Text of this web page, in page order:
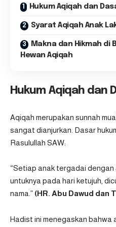
Hukum Aqiqah dan
Syarat Aqiqah Anak
Makna dan Hikmah di
Hewan Aqiqah
Hukum Aqiqah dan
Aqiqah merupakan sunnah
sangat dianjurkan. Dasar
Rasulullah SAW:
“Setiap anak tergadai dengan
untuknya pada hari ketujuh,
nama.” (HR. Abu Dawud dan
Hadist ini menegaskan bahwa